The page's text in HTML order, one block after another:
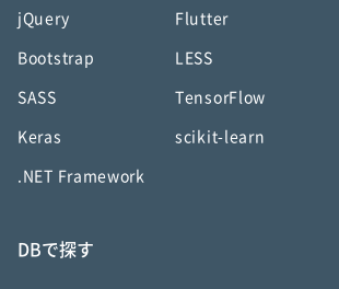
jQuery Flutter
Bootstrap LESS
SASS TensorFlow
Keras scikit-learn
.NET Framework
DBで探す